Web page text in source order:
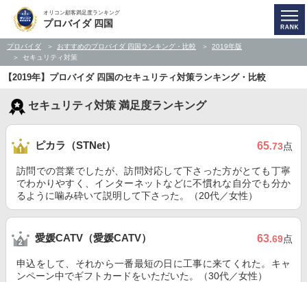
オリコン顧客満足度ランキング
プロバイダ 四国
プロバイダ おすすめのプロバイダ 四国ランキング・比較
2019年版
セキュリティ対策
【2019年】プロバイダ 四国のセキュリティ対策ランキング・比較
セキュリティ対策 満足度ランキング
ピカラ（STNet） 65.73点
訪問での営業でしたが、訪問対応して下さった方がとても丁寧
でわかりやすく、インターネットなどに不慣れな自分でも分か
るように噛み砕いて説明して下さった。（20代／女性）
愛媛CATV（愛媛CATV） 63.69点
申込をして、それから一番最短の日に工事に来てくれた。キャ
ンペーン中でギフトカードをいただいた。（30代／女性）